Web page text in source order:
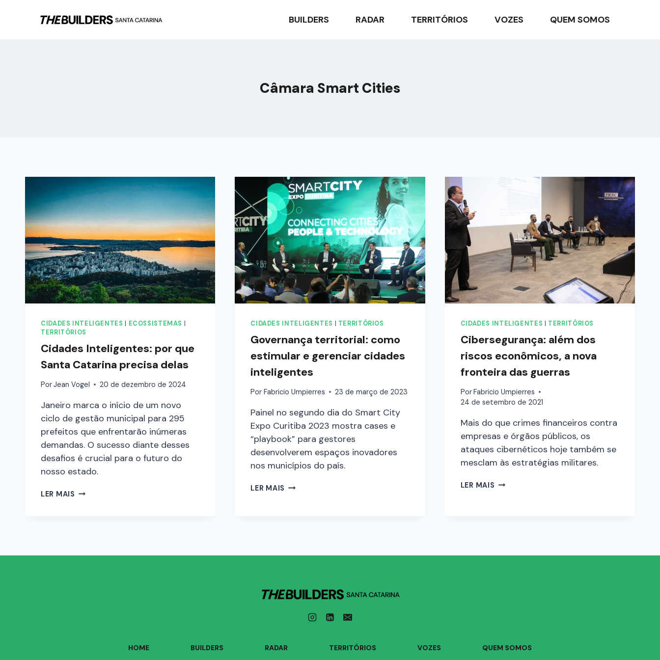
BUILDERS RADAR TERRITÓRIOS VOZES QUEM SOMOS
Câmara Smart Cities
CIDADES INTELIGENTES ECOSSISTEMAS
TERRITÓRIOS
Cidades Inteligentes: por que
Santa Catarina precisa delas
PorJean Vogel 20 de dezembro de 2024
Janeiro marca o início de um novo
ciclo de gestão municipal para 295
prefeitos que enfrentarão inúmeras
demandas. O sucesso diante desses
desafios é crucial para o futuro do
nosso estado.
LER MAIS
CIDADES INTELIGENTES TERRITÓRIOS
Governança territorial: como
estimular e gerenciar cidades
inteligentes
Por Fabricio Umpierres 23 de março de 2023
Painel no segundo dia do Smart City
Expo Curitiba 2023 mostra cases e
“playbook” para gestores
desenvolverem espaços inovadores
nos municípios do país.
LER MAIS
CIDADES INTELIGENTES TERRITÓRIOS
Cibersegurança: além dos
riscos econômicos, a nova
fronteira das guerras
PorFabricio Umpierres
24 de setembro de 2021
Mais do que crimes financeiros contra
empresas e órgãos públicos, os
ataques cibernéticos hoje também se
mesclam às estratégias militares.
LER MAIS
HOME BUILDERS RADAR TERRITÓRIOS VOZES QUEM SOMOS